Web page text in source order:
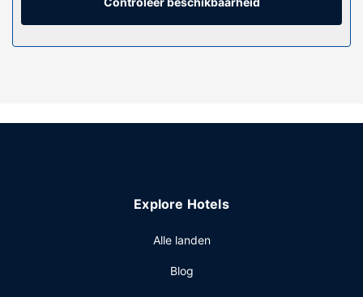
Algemene voorziening
Profiteer zoveel mogelijk van recreatieve voorzieningen,
roomservice. Dagelijks kun je van 07.30 uur tot 10.30 uur
De receptie is tijdens beperkte uren geopend. Plan je een
Explore Hotels
Alle landen
Blog